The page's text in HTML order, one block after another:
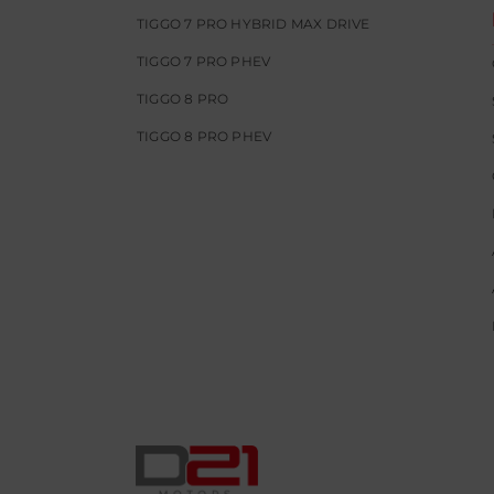
TIGGO 7 PRO HYBRID MAX DRIVE
TIGGO 7 PRO PHEV
TIGGO 8 PRO
TIGGO 8 PRO PHEV